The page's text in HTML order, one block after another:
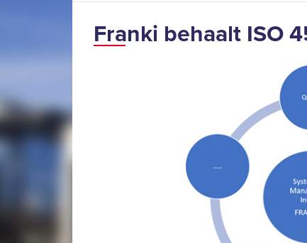
Franki behaalt ISO